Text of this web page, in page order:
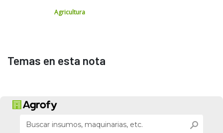
Agricultura
Temas en esta nota